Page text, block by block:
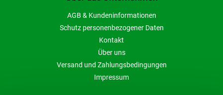
AGB & Kundeninformationen
Schutz personenbezogener Daten
Kontakt
Über uns
Versand und Zahlungsbedingungen
Impressum